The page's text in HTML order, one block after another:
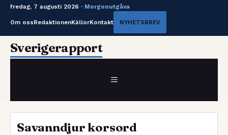
fredag, 7 augusti 2026 · Morgonutgåva
Om ossRedaktionenKällorKontakt NYHETSBREV
HoppaSverigerapport
MENY
Savanndjur korsord